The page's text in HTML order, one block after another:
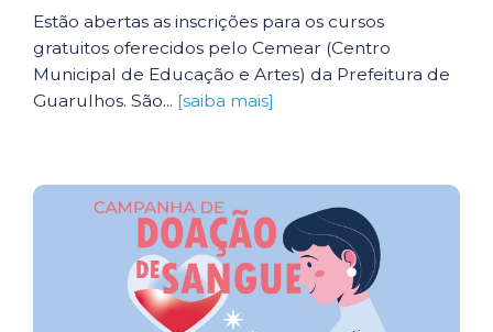
Estão abertas as inscrições para os cursos
gratuitos oferecidos pelo Cemear (Centro
Municipal de Educação e Artes) da Prefeitura de
Guarulhos. São... [saiba mais]